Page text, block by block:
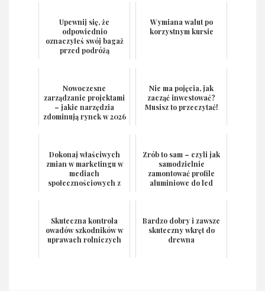
Upewnij się, że
odpowiednio
oznaczyłeś swój bagaż
przed podróżą
Wymiana walut po
korzystnym kursie
Nowoczesne
zarządzanie projektami
– jakie narzędzia
zdominują rynek w 2026
Nie ma pojęcia, jak
zacząć inwestować?
Musisz to przeczytać!
Dokonaj właściwych
zmian w marketingu w
mediach
społecznościowych z
Zrób to sam – czyli jak
samodzielnie
zamontować profile
aluminiowe do led
Skuteczna kontrola
owadów szkodników w
uprawach rolniczych
Bardzo dobry i zawsze
skuteczny wkręt do
drewna